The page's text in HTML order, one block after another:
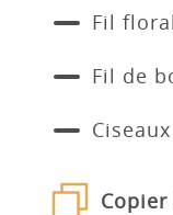
Fil floral
Fil de